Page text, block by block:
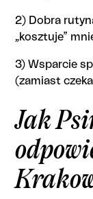
2) Dobra
„kosztuje”
3) Wsparcie
(zamiast
Jak